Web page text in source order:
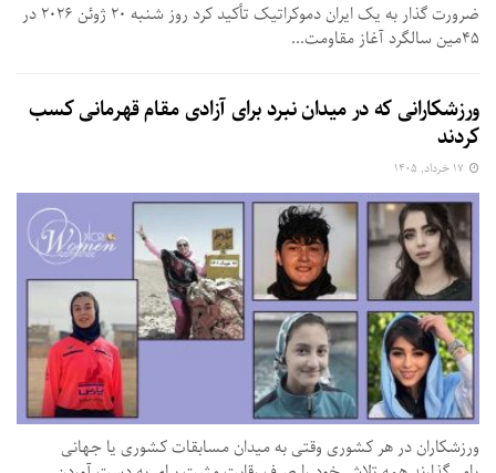
ضرورت گذار به یک ایران دموکراتیک تأکید کرد روز شنبه ۲۰ ژوئن ۲۰۲۶ در
۴۵مین سالگرد آغاز مقاومت...
ورزشکارانی که در میدان نبرد برای آزادی مقام قهرمانی کسب
کردند
ورزشکاران در هر کشوری وقتی به میدان مسابقات کشوری یا جهانی